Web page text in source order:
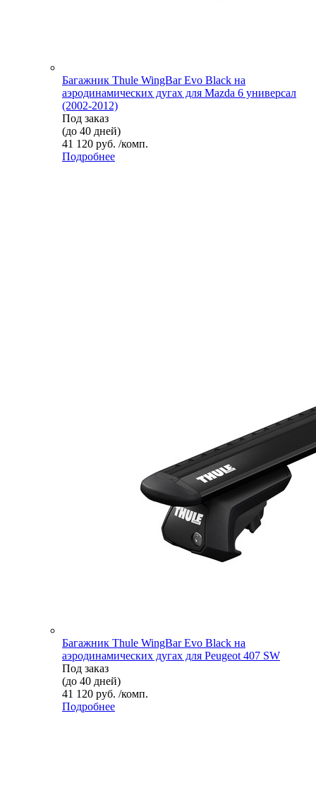
Багажник Thule WingBar Evo Black на
аэродинамических дугах для Mazda 6 универсал
(2002-2012)
Под заказ
(до 40 дней)
41 120 руб. /комп.
Подробнее
Багажник Thule WingBar Evo Black на
аэродинамических дугах для Peugeot 407 SW
Под заказ
(до 40 дней)
41 120 руб. /комп.
Подробнее